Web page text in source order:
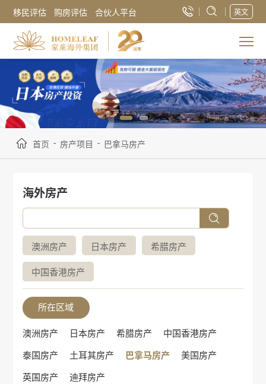
移民评估 购房评估 合伙人平台 英文
首页 - 房产项目 - 巴拿马房产
海外房产
澳洲房产 日本房产 希腊房产
中国香港房产
所在区域
澳洲房产 日本房产 希腊房产 中国香港房产
泰国房产 土耳其房产 巴拿马房产 美国房产
英国房产 迪拜房产